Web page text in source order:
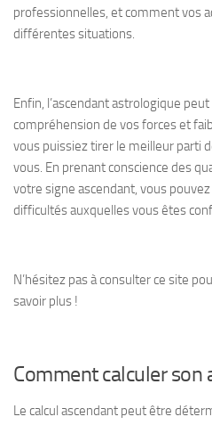
professionnelles, et comment vos
différentes situations.
Enfin, l’ascendant astrologique
compréhension de vos forces et
vous puissiez tirer le meilleur parti
vous. En prenant conscience des
votre signe ascendant, vous
difficultés auxquelles vous êtes
N’hésitez pas à consulter ce site
savoir plus !
Comment calculer son
Le calcul ascendant peut être